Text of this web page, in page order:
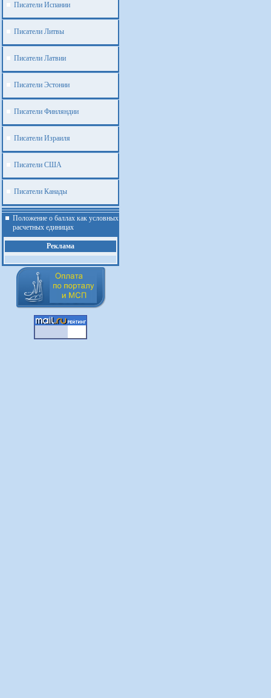
Писатели Испании
Писатели Литвы
Писатели Латвии
Писатели Эстонии
Писатели Финляндии
Писатели Израиля
Писатели США
Писатели Канады
Положение о баллах как условных
расчетных единицах
Реклама